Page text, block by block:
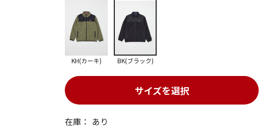
在庫： あり
サイズを選択
KH(カーキ) BK(ブラック)